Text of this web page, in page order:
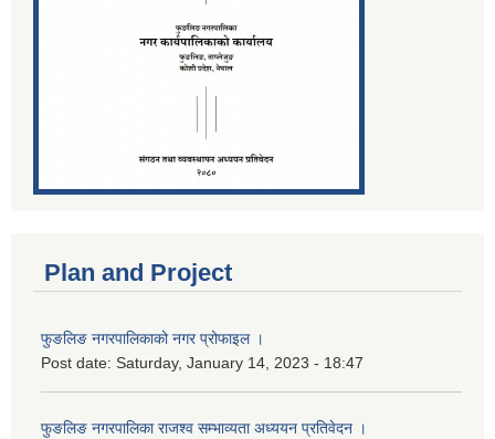
Plan and Project
फुङलिङ नगरपालिकाको नगर प्रोफाइल ।
Post date: Saturday, January 14, 2023 - 18:47
फुङलिङ नगरपालिका राजश्व सम्भाव्यता अध्ययन प्रतिवेदन ।